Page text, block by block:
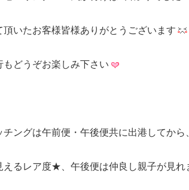
頂いたお客様皆様ありがとうございます
もどうぞお楽しみ下さい
チングは午前便・午後便共に出港してか
えるレア度★、午後便は仲良し親子が見れ